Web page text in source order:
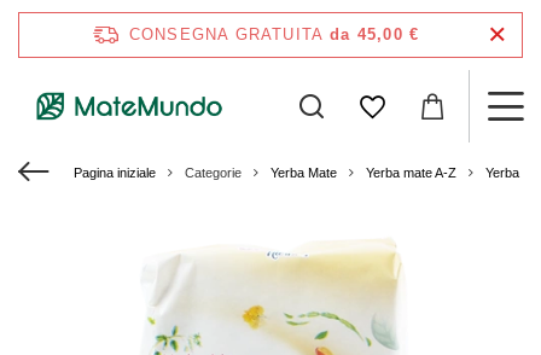
CONSEGNA GRATUITA da 45,00 €
Pagina iniziale Categorie Yerba Mate Yerba mate A-Z Yerba